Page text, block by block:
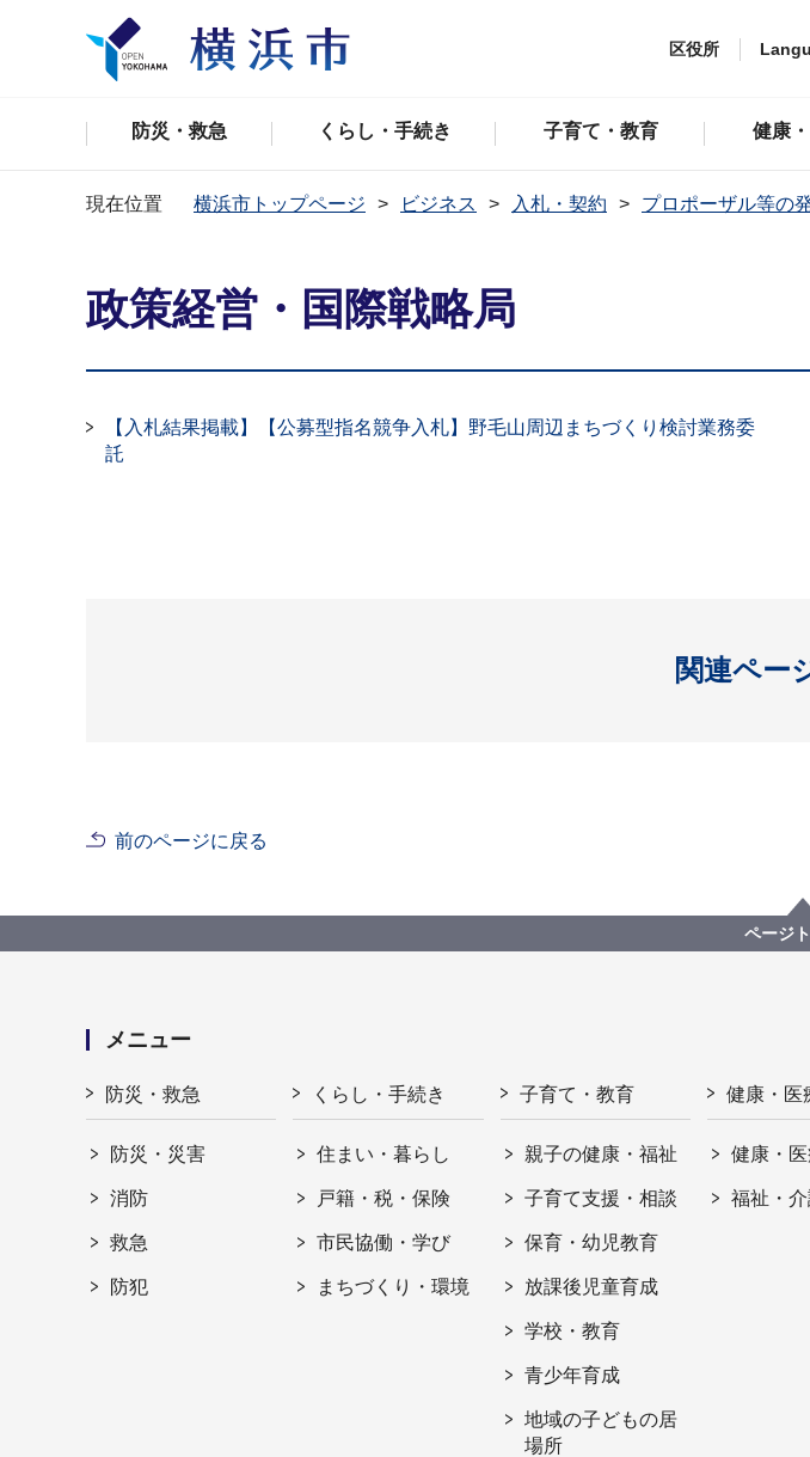
区役所
防災・救急 くらし・手続き 子育て・教育 健康
現在位置 横浜市トップページ ビジネス 入札・契約 プロポーザル等の
政策経営・国際戦略局
【入札結果掲載】【公募型指名競争入札】野毛山周辺まちづくり検討業務委
託
関連ペー
前のページに戻る
ページ
メニュー
防災・救急
防災・災害
消防
救急
防犯
くらし・手続き
住まい・暮らし
戸籍・税・保険
市民協働・学び
まちづくり・環境
子育て・教育
親子の健康・福祉
子育て支援・相談
保育・幼児教育
放課後児童育成
学校・教育
青少年育成
地域の子どもの居
場所
健康・医
健康・
福祉・